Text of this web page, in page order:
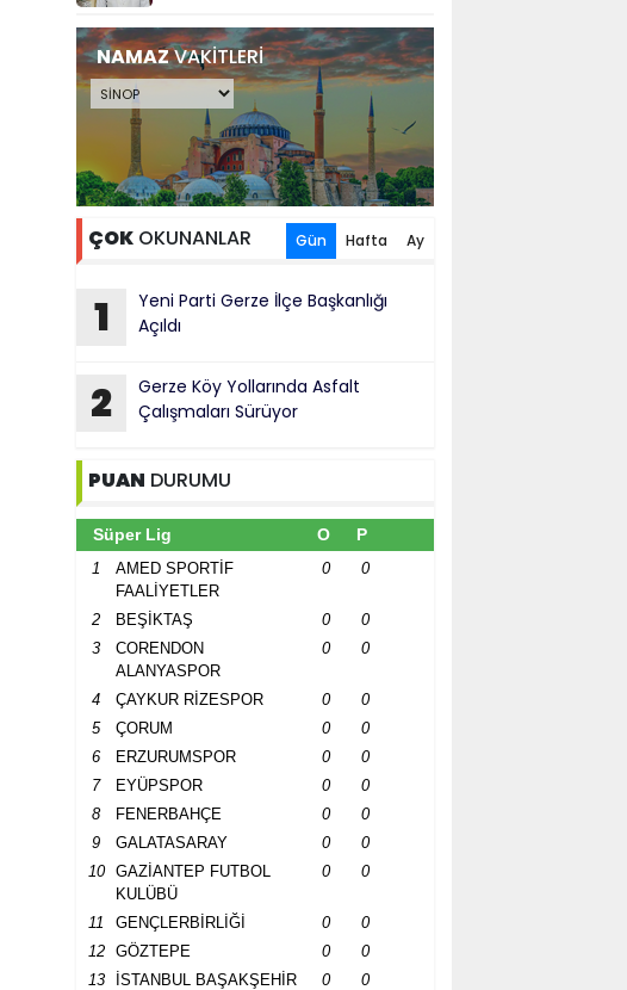
NAMAZVAKİTLERİ
ÇOK OKUNANLAR Gün Hafta Ay
1
Yeni Parti Gerze İlçe Başkanlığı
Açıldı
2
Gerze Köy Yollarında Asfalt
Çalışmaları Sürüyor
PUAN DURUMU
Süper Lig O P
1
AMED SPORTİF
FAALİYETLER
0 0
2 BEŞİKTAŞ 0
0
3
CORENDON
ALANYASPOR
0 0
4 ÇAYKUR RİZESPOR 0
0
5
ÇORUM 0
0
6
ERZURUMSPOR 0
0
7
EYÜPSPOR 0
0
8
FENERBAHÇE 0
0
9
GALATASARAY 0
0
10
GAZİANTEP FUTBOL
KULÜBÜ
0 0
11 GENÇLERBİRLİĞİ 0
0
12
GÖZTEPE 0
0
13
İSTANBUL BAŞAKŞEHİR 0
0